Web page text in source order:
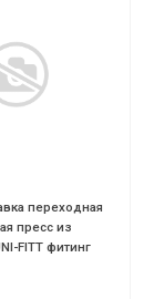
переходная
пресс из
FITT фитинг